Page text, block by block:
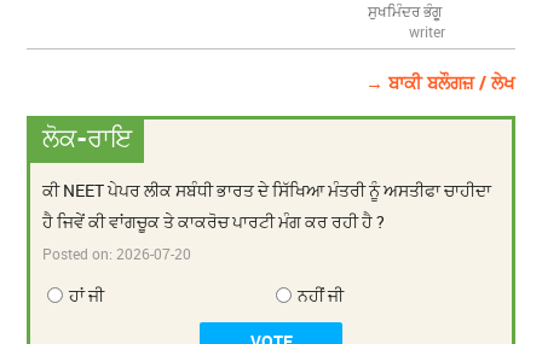
ਸੁਖਮਿੰਦਰ ਭੰਗੂ
writer
→ ਬਾਕੀ ਬਲੌਗਜ਼ / ਲੇਖ
ਲੋਕ-ਰਾਇ
ਕੀ NEET ਪੇਪਰ ਲੀਕ ਸਬੰਧੀ ਭਾਰਤ ਦੇ ਸਿੱਖਿਆ ਮੰਤਰੀ ਨੂੰ ਅਸਤੀਫਾ ਚਾਹੀਦਾ
ਹੈ ਜਿਵੇਂ ਕੀ ਵਾਂਗਚੂਕ ਤੇ ਕਾਕਰੋਚ ਪਾਰਟੀ ਮੰਗ ਕਰ ਰਹੀ ਹੈ ?
Posted on:2026-07-20
ਹਾਂ ਜੀ ਨਹੀਂ ਜੀ